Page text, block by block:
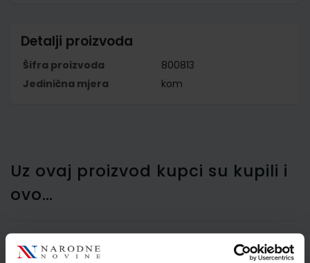
Detalji proizvoda
Šifra proizvoda
800813
Jedinična mjera
kom
Uz ovaj proizvod kupci su kupili i
ovo…